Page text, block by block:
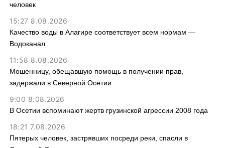
человек
15:27 8.08.2026
Качество воды в Алагире соответствует всем нормам —
Водоканал
11:58 8.08.2026
Мошенницу, обещавшую помощь в получении прав,
задержали в Северной Осетии
9:00 8.08.2026
В Осетии вспоминают жертв грузинской агрессии 2008 года
18:21 7.08.2026
Пятерых человек, застрявших посреди реки, спасли в